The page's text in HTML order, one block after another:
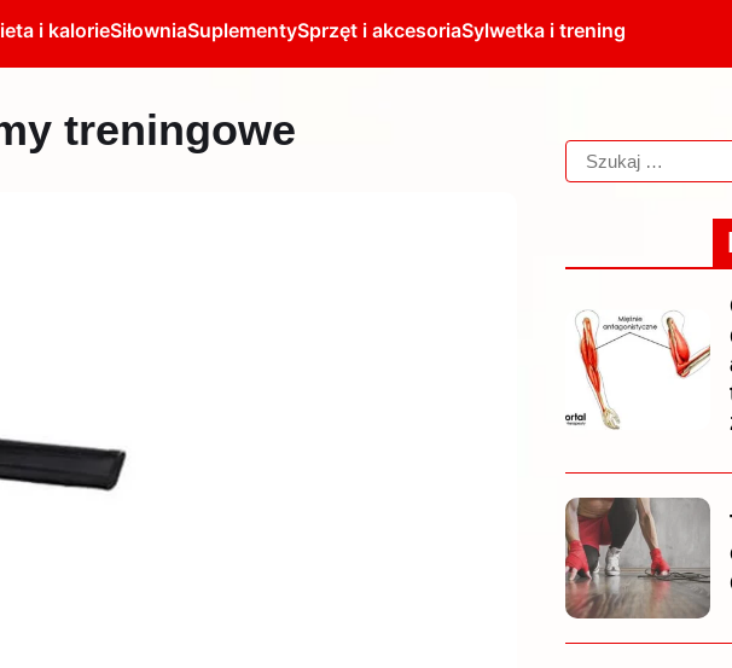
i kalorieSiłowniaSuplementySprzęt i akcesoriaSylwetka i trening
treningowe